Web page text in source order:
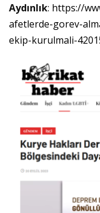
Aydınlık: https://
afetlerde-gorev-
ekip-kurulmali-